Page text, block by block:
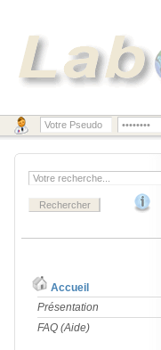
Accueil
Présentation
FAQ (Aide)